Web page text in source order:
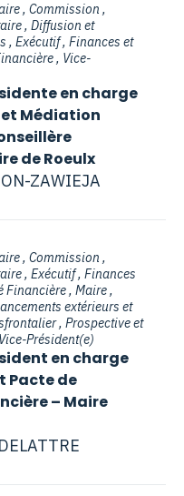
, Commission ,
, Diffusion et
, Exécutif , Finances et
, Vice-
en charge
Médiation
de Roeulx
ZAWIEJA
, Commission ,
, Exécutif , Finances
Financière , Maire ,
extérieurs et
, Prospective et
Président(e)
en charge
Pacte de
– Maire